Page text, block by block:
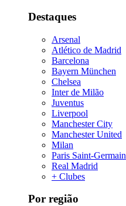
Destaques
Arsenal
Atlético de Madrid
Barcelona
Bayern München
Chelsea
Inter de Milão
Juventus
Liverpool
Manchester City
Manchester United
Milan
Paris Saint-Germain
Real Madrid
+ Clubes
Por região